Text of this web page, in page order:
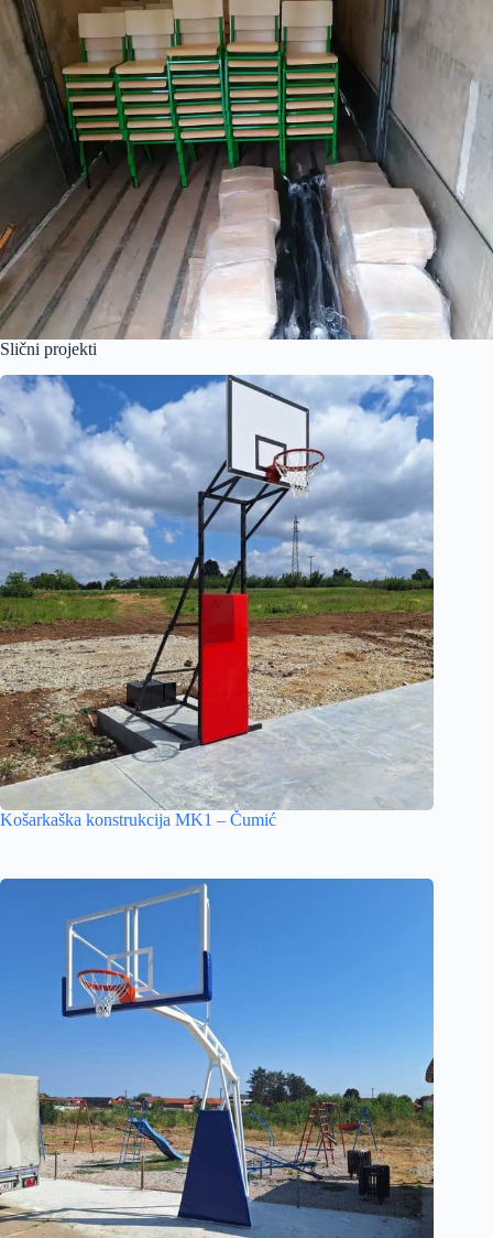
Slični projekti
Košarkaška konstrukcija MK1 – Čumić